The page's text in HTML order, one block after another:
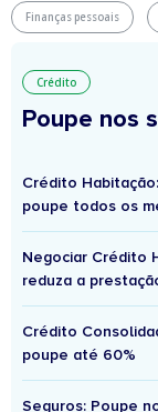
Finanças pessoais
Crédito
Poupe nos
Crédito
poupe todos os
Negociar Crédito
reduza a
Crédito
poupe até 60%
Seguros: Poupe